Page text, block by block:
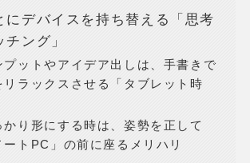
にデバイスを持ち替える「思考
ング」
プットやアイデア出しは、手書きで
リラックスさせる「タブレット時
かり形にする時は、姿勢を正して
ートPC」の前に座るメリハリ